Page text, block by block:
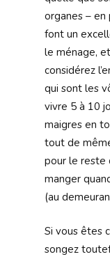
organes –
font un
le ménage,
considérez
qui sont les
vivre 5 à 10
maigres en
tout de
pour le reste
manger
(au
Si vous êtes
songez